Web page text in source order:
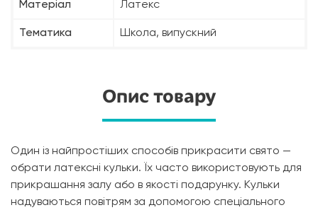
Матеріал Латекс
Тематика Школа, випускний
Опис товару
Один із найпростіших способів прикрасити свято —
обрати латексні кульки. Їх часто використовують для
прикрашання залу або в якості подарунку. Кульки
надуваються повітрям за допомогою спеціального